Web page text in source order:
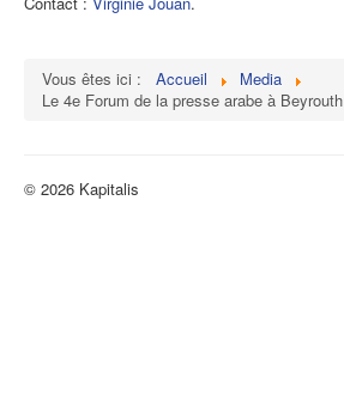
Vous êtes ici : Accueil
Media
Le 4e Forum de la presse arabe à Beyrouth
© 2026 Kapitalis